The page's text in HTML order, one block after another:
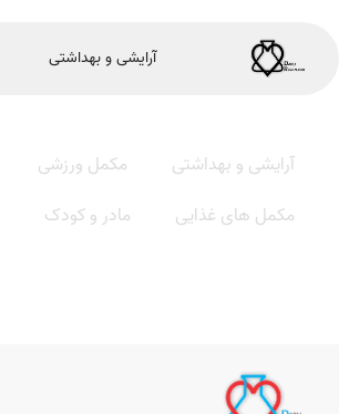
آرایشی و بهداشتی
آرایشی و بهداشتی مکمل ورزشی
مکمل های غذایی
مادر و کودک